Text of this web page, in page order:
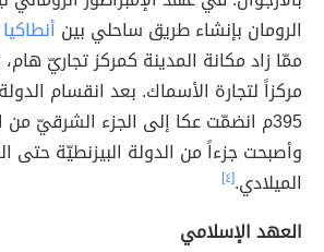
الرومان بإنشاء طريق ساحلي بين أنطاكيا
ممّا زاد مكانة المدينة كمركز تجاريّ
مركزاً لتجارة الأسماك. بعد انقسام
395م انضمّت عكا إلى الجزء الشرقيّ من
وأصبحت جزءاً من الدولة البيزنطيّة حتى
الميلادي.[٤]
العهد الإسلامي